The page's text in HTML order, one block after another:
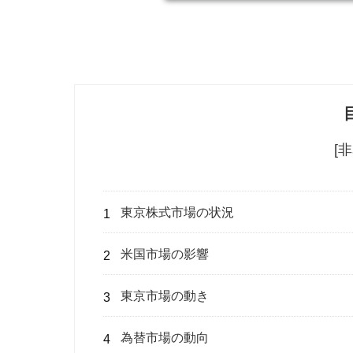
[
東京株式市場の状況
米国市場の影響
東京市場の動き
為替市場の動向